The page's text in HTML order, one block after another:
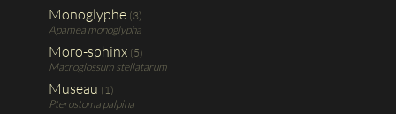
Monoglyphe (3)
Apamea monoglypha
Moro-sphinx (5)
Macroglossum stellatarum
Museau (1)
Pterostoma palpina